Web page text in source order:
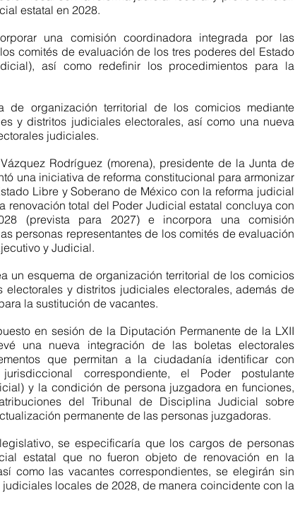
estatal en 2028.
comités de evaluación de los tres poderes del Estado
así como redefinir los procedimientos para la
y distritos judiciales electorales, así como una nueva
judiciales.
Rodríguez (morena), presidente de la Junta de
una iniciativa de reforma constitucional para armonizar
Libre y Soberano de México con la reforma judicial
renovación total del Poder Judicial estatal concluya con
(prevista para 2027) e incorpora una comisión
personas representantes de los comités de evaluación
y Judicial.
un esquema de organización territorial de los comicios
electorales y distritos judiciales electorales, además de
la sustitución de vacantes.
en sesión de la Diputación Permanente de la LXII
una nueva integración de las boletas electorales
que permitan a la ciudadanía identificar con
correspondiente, el Poder postulante
y la condición de persona juzgadora en funciones,
del Tribunal de Disciplina Judicial sobre
permanente de las personas juzgadoras.
se especificaría que los cargos de personas
estatal que no fueron objeto de renovación en la
como las vacantes correspondientes, se elegirán sin
locales de 2028, de manera coincidente con la